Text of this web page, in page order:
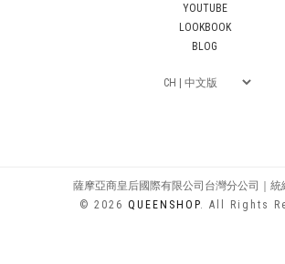
YOUTUBE
LOOKBOOK
BLOG
薩摩亞商皇后國際有限公司台灣分公司｜統
© 2026 QUEENSHOP. All Rights